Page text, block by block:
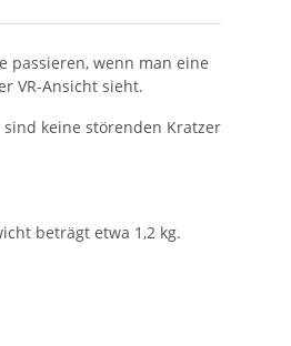
passieren, wenn man eine
VR-Ansicht sieht.
keine störenden Kratzer
beträgt etwa 1,2 kg.